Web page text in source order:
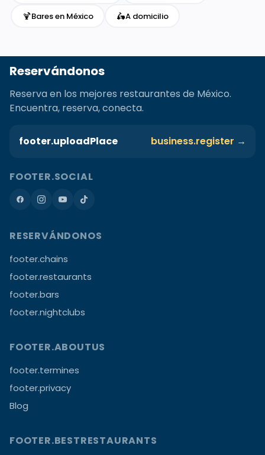
🍹Bares en México 🛵A domicilio
Reservándonos
Reserva en los mejores restaurantes de México.
Encuentra, reserva, conecta.
footer.uploadPlace business.register →
FOOTER.SOCIAL
RESERVÁNDONOS
footer.chains
footer.restaurants
footer.bars
footer.nightclubs
FOOTER.ABOUTUS
footer.termines
footer.privacy
Blog
FOOTER.BESTRESTAURANTS